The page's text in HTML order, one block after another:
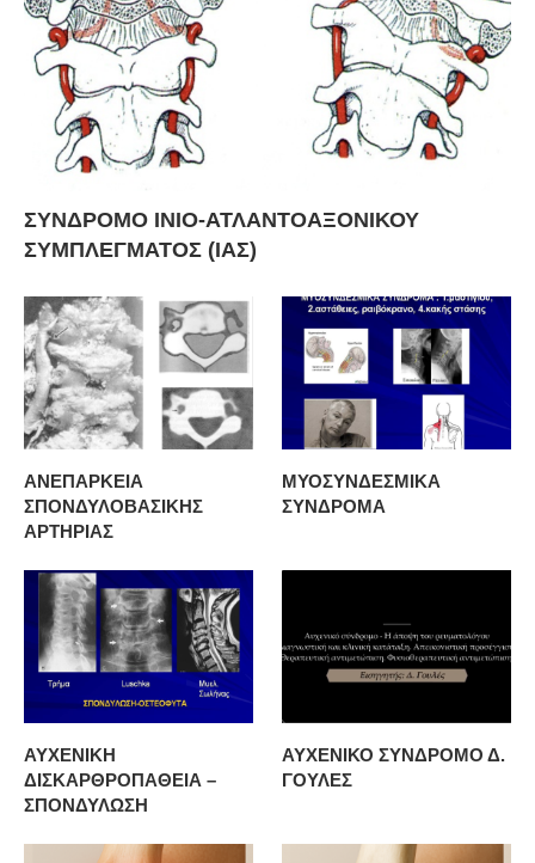
ΣΥΝΔΡΟΜΟ ΙΝΙΟ-ΑΤΛΑΝΤΟΑΞΟΝΙΚΟΥ
ΣΥΜΠΛΕΓΜΑΤΟΣ (ΙΑΣ)
ΑΝΕΠΑΡΚΕΙΑ
ΣΠΟΝΔΥΛΟΒΑΣΙΚΗΣ
ΑΡΤΗΡΙΑΣ
ΜΥΟΣΥΝΔΕΣΜΙΚΑ
ΣΥΝΔΡΟΜΑ
ΑΥΧΕΝΙΚΗ
ΔΙΣΚΑΡΘΡΟΠΑΘΕΙΑ –
ΣΠΟΝΔΥΛΩΣΗ
ΑΥΧΕΝΙΚΟ ΣΥΝΔΡΟΜΟ Δ.
ΓΟΥΛΕΣ